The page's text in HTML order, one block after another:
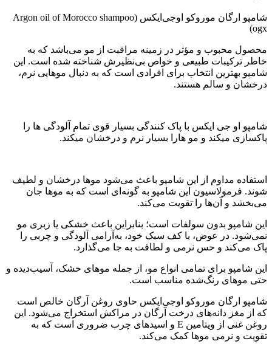
شامپو ارگان موروکو او‌جی‌ایکس (Argon oil of Morocco shampoo
ogx)
محصول محبوب و مؤثر در زمینه مراقبت از مو می‌باشد که به
خاطر ترکیبات طبیعی و خواص بی‌نظیرش شناخته شده است. این
شامپو بهترین انتخاب برای افرادی است که به دنبال موهایی نرم،
درخشان و سالم هستند.
شامپو او جی ایکس با پاک کنندگی بسیار قوی تمام آلودگی ها را
پاکسازی میکند و مو هارا بسیار نرم و درخشان میکند.
استفاده مداوم از این شامپو باعث می‌شود موها درخشان و لطیف
شوند. فرمولاسیون این شامپو به گونه‌ای است که به موها جان
می‌بخشد و آن‌ها را تقویت می‌کند.
این شامپو بدون سولفات است؛ بنابراین باعث خشکی یا زبری مو
نمی‌شود. در عوض، با کف سبک خود، به‌آرامی آلودگی و چربی را
پاک می‌کند و حس نرمی و لطافت به جا می‌گذارد.
این شامپو برای تمامی انواع مو، از جمله موهای خشک، آسیب‌دیده و
حتی موهای رنگ‌شده مناسب است.
شامپو ارگان موروکو او‌جی‌ایکس حاوی روغن آرگان خالص است
که از مغز دانه‌های درخت آرگان در مراکش استخراج می‌شود. این
روغن غنی از ویتامین E و اسیدهای چرب ضروری است که به
تقویت و نرمی موها کمک می‌کند.